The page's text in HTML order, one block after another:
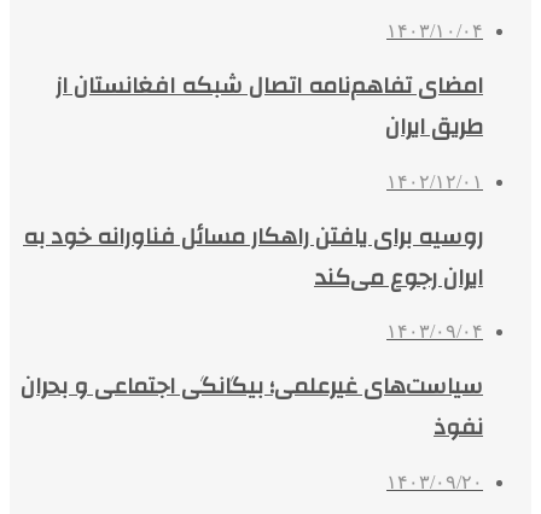
۱۴۰۳/۱۰/۰۴
امضای تفاهم‌نامه اتصال شبکه افغانستان از
طریق ایران
۱۴۰۲/۱۲/۰۱
روسیه برای یافتن راهکار مسائل فناورانه خود به
ایران رجوع می‌کند
۱۴۰۳/۰۹/۰۴
سیاست‌های غیرعلمی؛ بیگانگی اجتماعی و بحران
نفوذ
۱۴۰۳/۰۹/۲۰